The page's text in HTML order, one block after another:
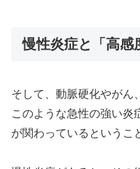
慢性炎症と「高感
そして、動脈硬化やがん
このような急性の強い炎
が関わっているというこ